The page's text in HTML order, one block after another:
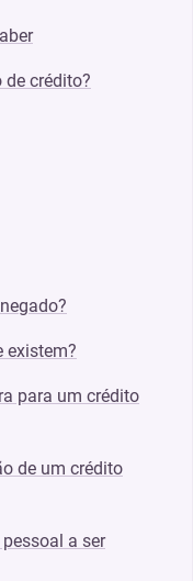
de crédito?
existem?
para um crédito
de um crédito
a ser